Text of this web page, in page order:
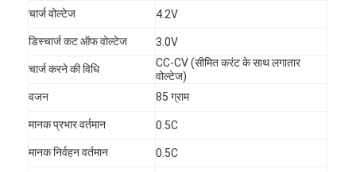
चार्ज वोल्टेज 4.2V
डिस्चार्ज कट ऑफ वोल्टेज 3.0V
चार्ज करने की विधि
CC-CV (सीमित करंट के साथ लगातार
वोल्टेज)
वजन
85 ग्राम
मानक प्रभार वर्तमान 0.5C
मानक निर्वहन वर्तमान 0.5C